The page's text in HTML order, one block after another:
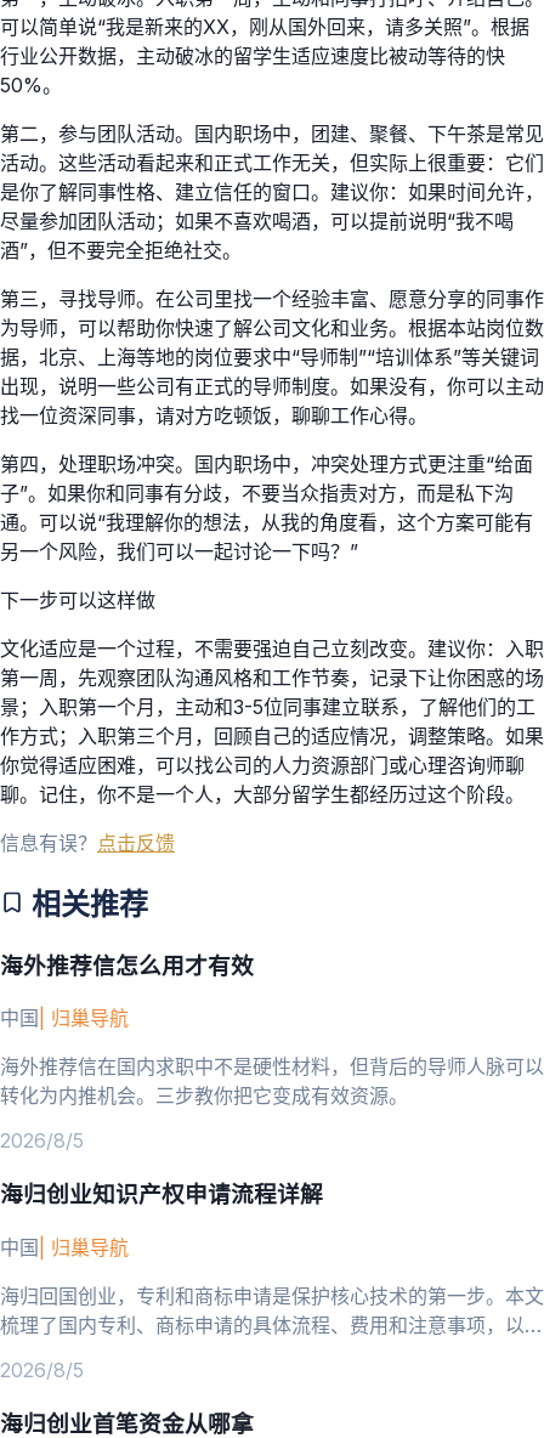
可以简单说“我是新来的XX，刚从国外回来，请多关照”。根据
行业公开数据，主动破冰的留学生适应速度比被动等待的快
50%。
第二，参与团队活动。国内职场中，团建、聚餐、下午茶是常见
活动。这些活动看起来和正式工作无关，但实际上很重要：它们
是你了解同事性格、建立信任的窗口。建议你：如果时间允许，
尽量参加团队活动；如果不喜欢喝酒，可以提前说明“我不喝
酒”，但不要完全拒绝社交。
第三，寻找导师。在公司里找一个经验丰富、愿意分享的同事作
为导师，可以帮助你快速了解公司文化和业务。根据本站岗位数
据，北京、上海等地的岗位要求中“导师制”“培训体系”等关键词
出现，说明一些公司有正式的导师制度。如果没有，你可以主动
找一位资深同事，请对方吃顿饭，聊聊工作心得。
第四，处理职场冲突。国内职场中，冲突处理方式更注重“给面
子”。如果你和同事有分歧，不要当众指责对方，而是私下沟
通。可以说“我理解你的想法，从我的角度看，这个方案可能有
另一个风险，我们可以一起讨论一下吗？”
下一步可以这样做
文化适应是一个过程，不需要强迫自己立刻改变。建议你：入职
第一周，先观察团队沟通风格和工作节奏，记录下让你困惑的场
景；入职第一个月，主动和3-5位同事建立联系，了解他们的工
作方式；入职第三个月，回顾自己的适应情况，调整策略。如果
你觉得适应困难，可以找公司的人力资源部门或心理咨询师聊
聊。记住，你不是一个人，大部分留学生都经历过这个阶段。
信息有误？ 点击反馈
相关推荐
海外推荐信怎么用才有效
中国
归巢导航
海外推荐信在国内求职中不是硬性材料，但背后的导师人脉可以
转化为内推机会。三步教你把它变成有效资源。
2026/8/5
海归创业知识产权申请流程详解
中国 归巢导航
海归回国创业，专利和商标申请是保护核心技术的第一步。本文
梳理了国内专利、商标申请的具体流程、费用和注意事项，以及
2026/8/5
海归创业首笔资金从哪拿